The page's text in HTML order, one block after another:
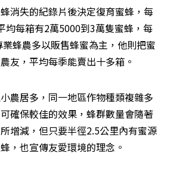
消失的紀錄片後決定復育蜜蜂，每
均每箱有2萬5000到3萬隻蜜蜂，每
蜂農多以販售蜂蜜為主，他則把蜜
友，平均每季能賣出十多箱。
農居多，同一地區作物種類複雜多
確保較佳的效果，蜂群數量會隨著
增減，但只要半徑2.5公里內有蜜源
，也宣傳友愛環境的理念。